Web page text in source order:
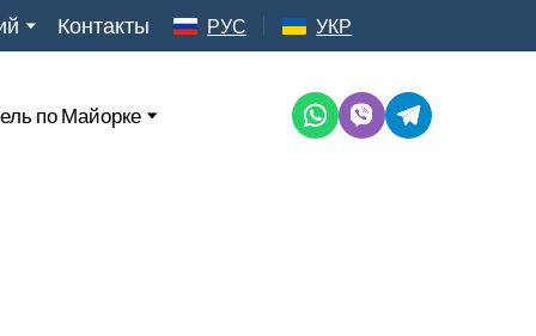
Контакты РУС УКР
по Майорке